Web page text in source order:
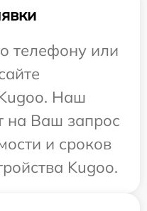
телефону или
Наш
на Ваш запрос
и сроков
Kugoo.